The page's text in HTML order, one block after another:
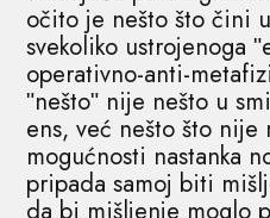
očito je nešto što čini
svekoliko ustrojenoga
operativno-anti-
ʺneštoʺ nije nešto u
ens, već nešto što
mogućnosti nastanka
pripada samoj biti
da bi mišljenje moglo